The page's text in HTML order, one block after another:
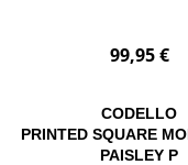
99,95 €
CODELLO
PRINTED SQUARE
PAISLEY P